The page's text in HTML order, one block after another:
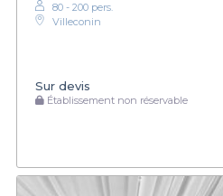
80 - 200 pers.
Villeconin
Sur devis
Établissement non réservable